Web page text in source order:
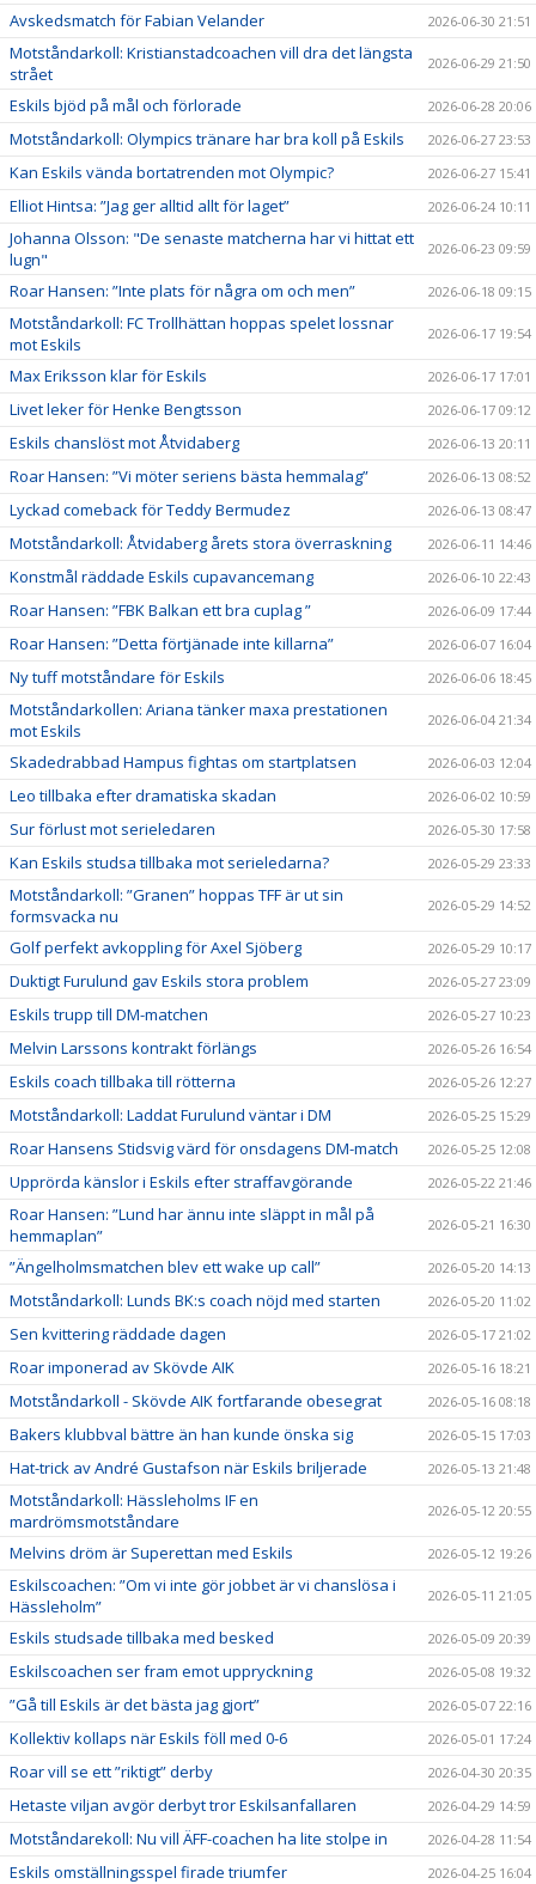
Avskedsmatch för Fabian Velander 2026-06-30 21:51
Motståndarkoll: Kristianstadcoachen vill dra det längsta
strået
2026-06-29 21:50
Eskils bjöd på mål och förlorade 2026-06-28 20:06
Motståndarkoll: Olympics tränare har bra koll på Eskils 2026-06-27 23:53
Kan Eskils vända bortatrenden mot Olympic? 2026-06-27 15:41
Elliot Hintsa: ”Jag ger alltid allt för laget” 2026-06-24 10:11
Johanna Olsson: "De senaste matcherna har vi hittat ett
lugn"
2026-06-23 09:59
Roar Hansen: ”Inte plats för några om och men” 2026-06-18 09:15
Motståndarkoll: FC Trollhättan hoppas spelet lossnar
mot Eskils
2026-06-17 19:54
Max Eriksson klar för Eskils 2026-06-17 17:01
Livet leker för Henke Bengtsson 2026-06-17 09:12
Eskils chanslöst mot Åtvidaberg 2026-06-13 20:11
Roar Hansen: ”Vi möter seriens bästa hemmalag” 2026-06-13 08:52
Lyckad comeback för Teddy Bermudez 2026-06-13 08:47
Motståndarkoll: Åtvidaberg årets stora överraskning 2026-06-11 14:46
Konstmål räddade Eskils cupavancemang 2026-06-10 22:43
Roar Hansen: ”FBK Balkan ett bra cuplag ” 2026-06-09 17:44
Roar Hansen: ”Detta förtjänade inte killarna” 2026-06-07 16:04
Ny tuff motståndare för Eskils 2026-06-06 18:45
Motståndarkollen: Ariana tänker maxa prestationen
mot Eskils
2026-06-04 21:34
Skadedrabbad Hampus fightas om startplatsen 2026-06-03 12:04
Leo tillbaka efter dramatiska skadan 2026-06-02 10:59
Sur förlust mot serieledaren 2026-05-30 17:58
Kan Eskils studsa tillbaka mot serieledarna? 2026-05-29 23:33
Motståndarkoll: ”Granen” hoppas TFF är ut sin
formsvacka nu
2026-05-29 14:52
Golf perfekt avkoppling för Axel Sjöberg 2026-05-29 10:17
Duktigt Furulund gav Eskils stora problem 2026-05-27 23:09
Eskils trupp till DM-matchen 2026-05-27 10:23
Melvin Larssons kontrakt förlängs 2026-05-26 16:54
Eskils coach tillbaka till rötterna 2026-05-26 12:27
Motståndarkoll: Laddat Furulund väntar i DM 2026-05-25 15:29
Roar Hansens Stidsvig värd för onsdagens DM-match 2026-05-25 12:08
Upprörda känslor i Eskils efter straffavgörande 2026-05-22 21:46
Roar Hansen: ”Lund har ännu inte släppt in mål på
hemmaplan”
2026-05-21 16:30
”Ängelholmsmatchen blev ett wake up call” 2026-05-20 14:13
Motståndarkoll: Lunds BK:s coach nöjd med starten 2026-05-20 11:02
Sen kvittering räddade dagen 2026-05-17 21:02
Roar imponerad av Skövde AIK 2026-05-16 18:21
Motståndarkoll - Skövde AIK fortfarande obesegrat 2026-05-16 08:18
Bakers klubbval bättre än han kunde önska sig 2026-05-15 17:03
Hat-trick av André Gustafson när Eskils briljerade 2026-05-13 21:48
Motståndarkoll: Hässleholms IF en
mardrömsmotståndare
2026-05-12 20:55
Melvins dröm är Superettan med Eskils 2026-05-12 19:26
Eskilscoachen: ”Om vi inte gör jobbet är vi chanslösa i
Hässleholm”
2026-05-11 21:05
Eskils studsade tillbaka med besked 2026-05-09 20:39
Eskilscoachen ser fram emot uppryckning 2026-05-08 19:32
”Gå till Eskils är det bästa jag gjort” 2026-05-07 22:16
Kollektiv kollaps när Eskils föll med 0-6 2026-05-01 17:24
Roar vill se ett ”riktigt” derby 2026-04-30 20:35
Hetaste viljan avgör derbyt tror Eskilsanfallaren 2026-04-29 14:59
Motståndarekoll: Nu vill ÄFF-coachen ha lite stolpe in 2026-04-28 11:54
Eskils omställningsspel firade triumfer 2026-04-25 16:04